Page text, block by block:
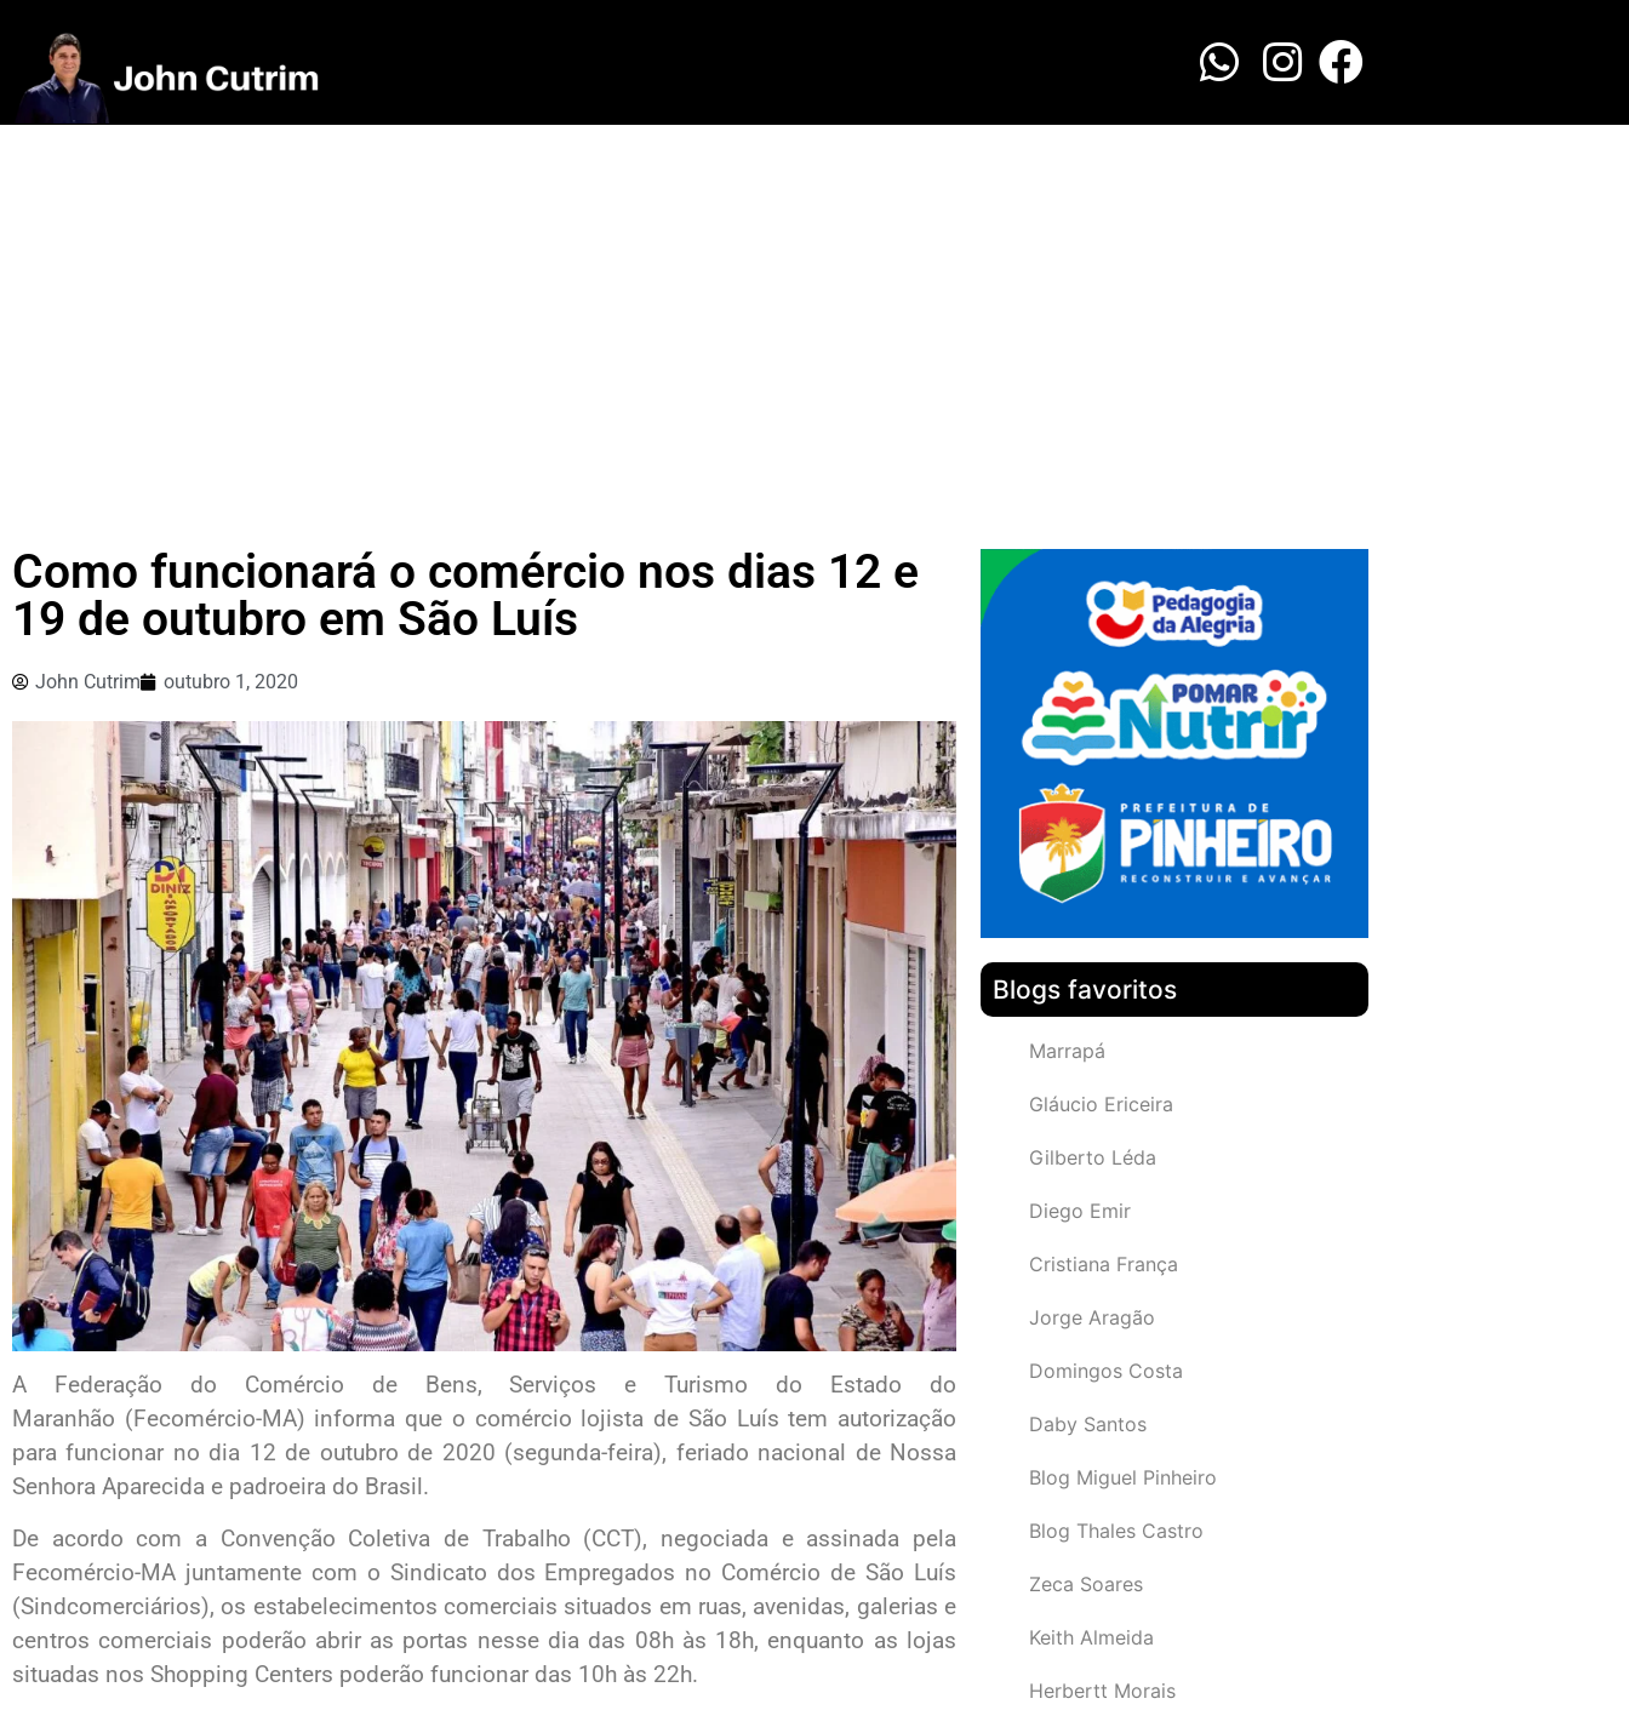
Como funcionará o comércio nos dias 12 e
19 de outubro em São Luís
John Cutrim outubro 1, 2020
A Federação do Comércio de Bens, Serviços e Turismo do Estado do
Maranhão (Fecomércio-MA) informa que o comércio lojista de São Luís tem autorização
para funcionar no dia 12 de outubro de 2020 (segunda-feira), feriado nacional de Nossa
Senhora Aparecida e padroeira do Brasil.
De acordo com a Convenção Coletiva de Trabalho (CCT), negociada e assinada pela
Fecomércio-MA juntamente com o Sindicato dos Empregados no Comércio de São Luís
(Sindcomerciários), os estabelecimentos comerciais situados em ruas, avenidas, galerias e
centros comerciais poderão abrir as portas nesse dia das 08h às 18h, enquanto as lojas
situadas nos Shopping Centers poderão funcionar das 10h às 22h.
Blogs favoritos
Marrapá
Gláucio Ericeira
Gilberto Léda
Diego Emir
Cristiana França
Jorge Aragão
Domingos Costa
Daby Santos
Blog Miguel Pinheiro
Blog Thales Castro
Zeca Soares
Keith Almeida
Herbertt Morais